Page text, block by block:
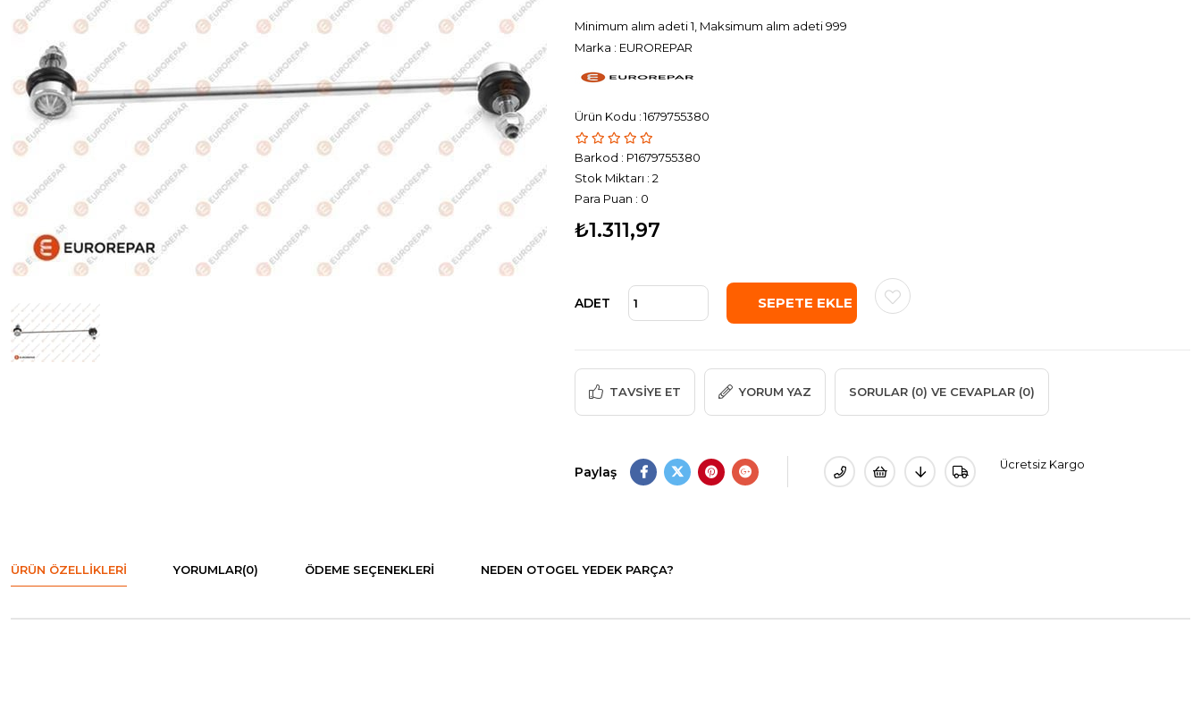
Minimum alım adeti 1, Maksimum alım adeti 999
Marka : EUROREPAR
1679755380
Barkod : P1679755380
Stok Miktarı : 2
Para Puan : 0
₺1.311,97
ADET
TAVSIYE ET YORUM YAZ SORULAR (0) VE CEVAPLAR (0)
Paylaş Ücretsiz Kargo
ÜRÜN ÖZELLIKLERI YORUMLAR(0) ÖDEME SEÇENEKLERI NEDEN OTOGEL YEDEK PARÇA?